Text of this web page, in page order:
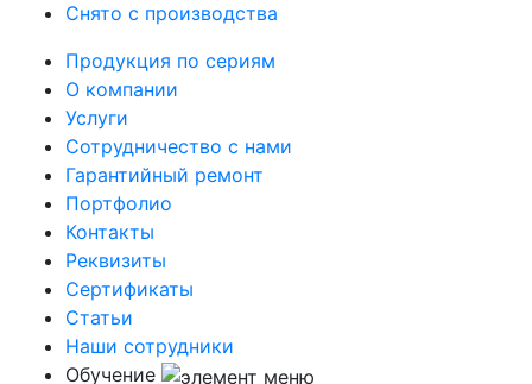
Снято с производства
Продукция по сериям
О компании
Услуги
Сотрудничество с нами
Гарантийный ремонт
Портфолио
Контакты
Реквизиты
Сертификаты
Статьи
Наши сотрудники
Обучение